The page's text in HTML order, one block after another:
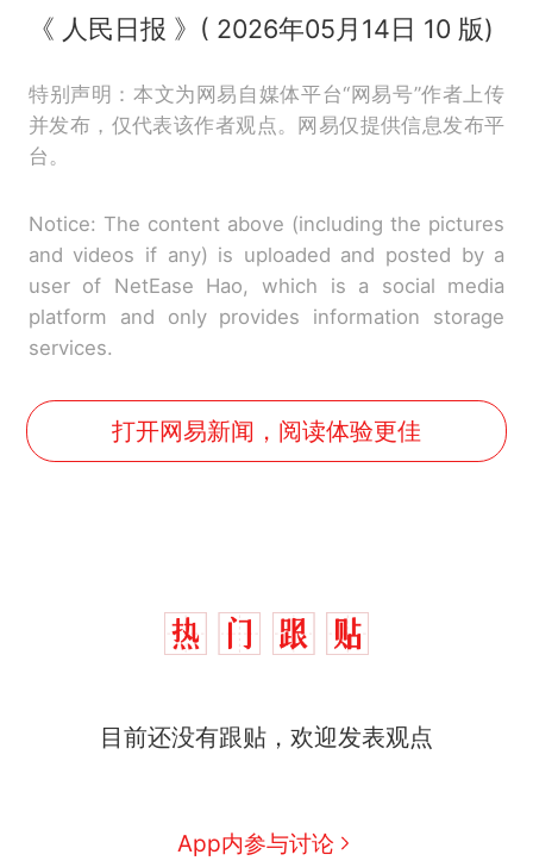
《 人民日报 》( 2026年05月14日 10 版)
特别声明：本文为网易自媒体平台“网易号”作者上传
并发布，仅代表该作者观点。网易仅提供信息发布平
台。
Notice: The content above (including the pictures
and videos if any) is uploaded and posted by a
user of NetEase Hao, which is a social media
platform and only provides information storage
services.
打开网易新闻，阅读体验更佳
目前还没有跟贴，欢迎发表观点
App内参与讨论